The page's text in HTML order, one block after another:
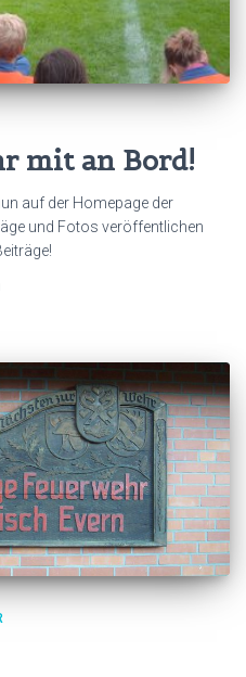
mit an Bord!
auf der Homepage der
und Fotos veröffentlichen